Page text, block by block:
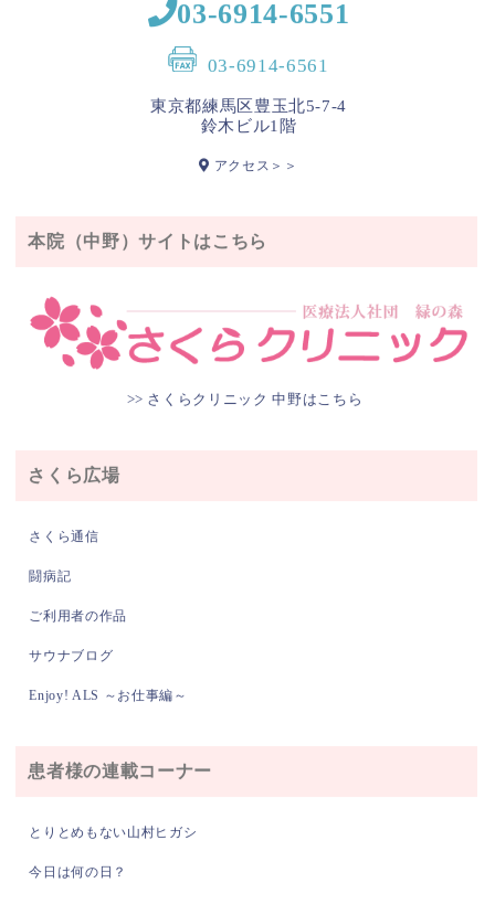
03-6914-6551
03-6914-6561
東京都練馬区豊玉北5-7-4
鈴木ビル1階
アクセス＞＞
本院（中野）サイトはこちら
>> さくらクリニック 中野はこちら
さくら広場
さくら通信
闘病記
ご利用者の作品
サウナブログ
Enjoy! ALS ～お仕事編～
患者様の連載コーナー
とりとめもない山村ヒガシ
今日は何の日？